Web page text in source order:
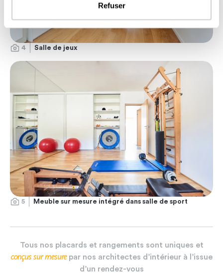
Refuser
4 Salle de jeux
5 Meuble sur mesure intégré dans salle de sport
Tous nos placards et rangements sont uniques et
conçus sur mesure par nos architectes d’intérieur à
l’issue
d’un rendez-vous